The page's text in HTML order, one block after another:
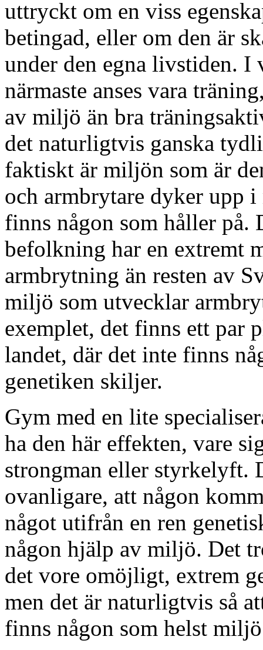
uttryckt om en viss
betingad, eller om den är
under den egna livstiden.
närmaste anses vara
av miljö än bra
det naturligtvis ganska
faktiskt är miljön som är
och armbrytare dyker upp i
finns någon som håller på.
befolkning har en extremt
armbrytning än resten av
miljö som utvecklar
exemplet, det finns ett par
landet, där det inte finns
genetiken skiljer.
Gym med en lite
ha den här effekten, vare
strongman eller styrkelyft.
ovanligare, att någon
något utifrån en ren
någon hjälp av miljö. Det
det vore omöjligt, extrem
men det är naturligtvis så
finns någon som helst